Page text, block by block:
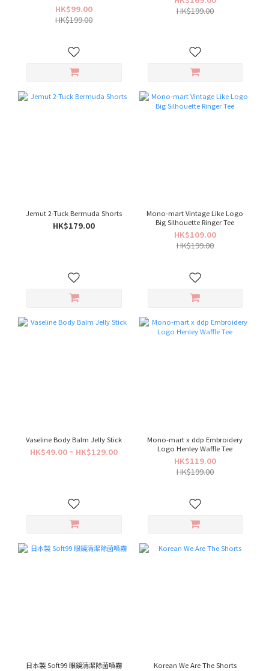
HK$99.00
HK$199.00
HK$199.00
Jemut 2-Tuck Bermuda Shorts
HK$179.00
Mono-mart Vintage Like Logo
Big Silhouette Ringer Tee
HK$109.00
HK$199.00
Vaseline Body Balm Jelly Stick
HK$49.00 ~ HK$129.00
Mono-mart x ddp Embroidery
Logo Henley Waffle Tee
HK$119.00
HK$199.00
日本製 Soft99 眼鏡清潔除菌噴霧 Korean We Are The Shorts